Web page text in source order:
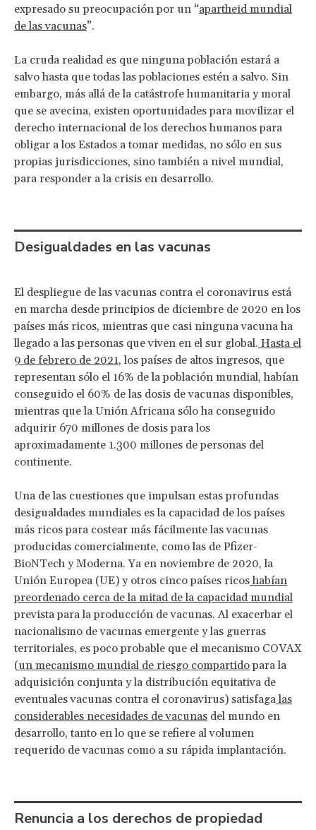
expresado su preocupación por un “apartheid mundial
de las vacunas”.
La cruda realidad es que ninguna población estará a
salvo hasta que todas las poblaciones estén a salvo. Sin
embargo, más allá de la catástrofe humanitaria y moral
que se avecina, existen oportunidades para movilizar el
derecho internacional de los derechos humanos para
obligar a los Estados a tomar medidas, no sólo en sus
propias jurisdicciones, sino también a nivel mundial,
para responder a la crisis en desarrollo.
Desigualdades en las vacunas
El despliegue de las vacunas contra el coronavirus está
en marcha desde principios de diciembre de 2020 en los
países más ricos, mientras que casi ninguna vacuna ha
llegado a las personas que viven en el sur global. Hasta el
9 de febrero de 2021, los países de altos ingresos, que
representan sólo el 16% de la población mundial, habían
conseguido el 60% de las dosis de vacunas disponibles,
mientras que la Unión Africana sólo ha conseguido
adquirir 670 millones de dosis para los
aproximadamente 1.300 millones de personas del
continente.
Una de las cuestiones que impulsan estas profundas
desigualdades mundiales es la capacidad de los países
más ricos para costear más fácilmente las vacunas
producidas comercialmente, como las de Pfizer-
BioNTech y Moderna. Ya en noviembre de 2020, la
Unión Europea (UE) y otros cinco países ricoshabían
preordenado cerca de la mitad de la capacidad mundial
prevista para la producción de vacunas. Al exacerbar el
nacionalismo de vacunas emergente y las guerras
territoriales, es poco probable que el mecanismo COVAX
(un mecanismo mundial de riesgo compartidopara la
adquisición conjunta y la distribución equitativa de
eventuales vacunas contra el coronavirus) satisfagalas
considerables necesidades de vacunas del mundo en
desarrollo, tanto en lo que se refiere al volumen
requerido de vacunas como a su rápida implantación.
Renuncia a los derechos de propiedad